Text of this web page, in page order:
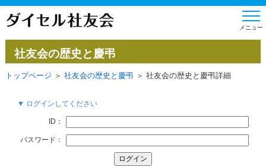
社友会の歴史と慶弔
トップページ ＞ 社友会の歴史と慶弔 ＞ 社友会の歴史と慶弔詳細
▼ ログインしてください
ID：
パスワード：